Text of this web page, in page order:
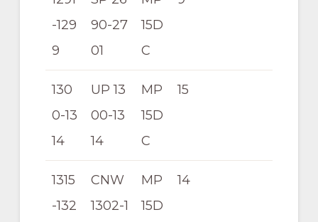
-129
9
90-27
01
15D
C
130
0-13
14
UP 13
00-13
14
MP
15D
C
15
1315
-132
CNW
1302-1
MP
15D
14